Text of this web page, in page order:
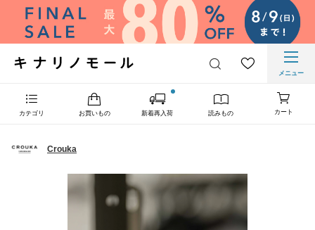
メニュー
カテゴリ お買いもの 新着再入荷 読みもの カート
Crouka